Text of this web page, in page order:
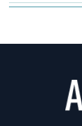
3